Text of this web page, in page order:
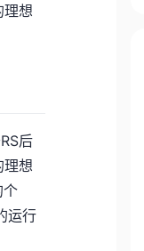
想
后
想
个
运行